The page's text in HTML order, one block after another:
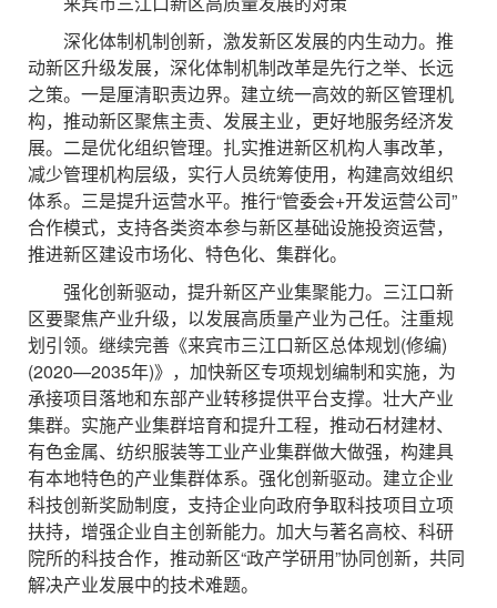
深化体制机制创新，激发新区发展的内生动力。推
动新区升级发展，深化体制机制改革是先行之举、长远
之策。一是厘清职责边界。建立统一高效的新区管理机
构，推动新区聚焦主责、发展主业，更好地服务经济发
展。二是优化组织管理。扎实推进新区机构人事改革，
减少管理机构层级，实行人员统筹使用，构建高效组织
体系。三是提升运营水平。推行“管委会+开发运营公司”
合作模式，支持各类资本参与新区基础设施投资运营，
推进新区建设市场化、特色化、集群化。
强化创新驱动，提升新区产业集聚能力。三江口新
区要聚焦产业升级，以发展高质量产业为己任。注重规
划引领。继续完善《来宾市三江口新区总体规划(修编)
(2020—2035年)》，加快新区专项规划编制和实施，为
承接项目落地和东部产业转移提供平台支撑。壮大产业
集群。实施产业集群培育和提升工程，推动石材建材、
有色金属、纺织服装等工业产业集群做大做强，构建具
有本地特色的产业集群体系。强化创新驱动。建立企业
科技创新奖励制度，支持企业向政府争取科技项目立项
扶持，增强企业自主创新能力。加大与著名高校、科研
院所的科技合作，推动新区“政产学研用”协同创新，共同
解决产业发展中的技术难题。